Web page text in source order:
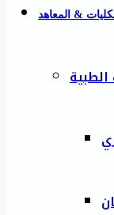
& المعاهد
الطبية